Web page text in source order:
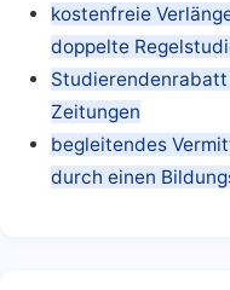
kostenfreie
doppelte
Zeitungen
begleitendes
durch einen